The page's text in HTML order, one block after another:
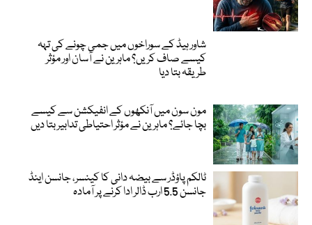
شاور ہیڈ کے سوراخوں میں جمی چونے کی تہہ
کیسے صاف کریں؟ ماہرین نے آسان اور مؤثر
طریقہ بتا دیا
مون سون میں آنکھوں کے انفیکشن سے کیسے
بچا جائے؟ ماہرین نے مؤثر احتیاطی تدابیر بتا دیں
ٹالکم پاؤڈر سے بیضہ دانی کا کینسر، جانسن اینڈ
جانسن 5.5 ارب ڈالر ادا کرنے پر آمادہ